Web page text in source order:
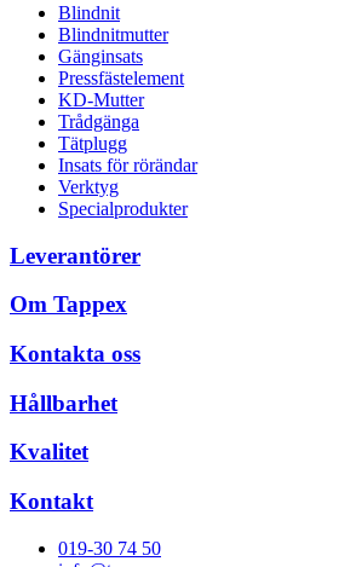
Blindnit
Blindnitmutter
Gänginsats
Pressfästelement
KD-Mutter
Trådgänga
Tätplugg
Insats för rörändar
Verktyg
Specialprodukter
Leverantörer
Om Tappex
Kontakta oss
Hållbarhet
Kvalitet
Kontakt
019-30 74 50